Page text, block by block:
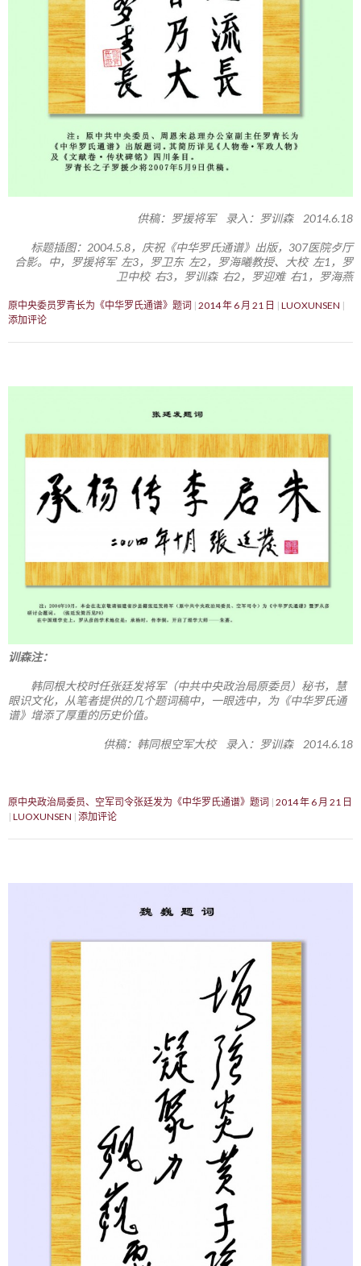
供稿：罗援将军 录入：罗训森 2014.6.18
标题插图：2004.5.8，庆祝《中华罗氏通谱》出版，307医院歺厅
合影。中，罗援将军 左3，罗卫东 左2，罗海曦教授、大校 左1，罗
卫中校 右3，罗训森 右2，罗迎难 右1，罗海燕
原中央委员罗青长为《中华罗氏通谱》题词 2014 年 6 月 21 日
LUOXUNSEN
添加评论
训森注：
韩同根大校时任张廷发将军（中共中央政治局原委员）秘书，慧
眼识文化，从笔者提供的几个题词稿中，一眼选中，为《中华罗氏通
谱》增添了厚重的历史价值。
供稿：韩同根空军大校 录入：罗训森 2014.6.18
原中央政治局委员、空军司令张廷发为《中华罗氏通谱》题词 2014 年 6 月 21 日
LUOXUNSEN 添加评论